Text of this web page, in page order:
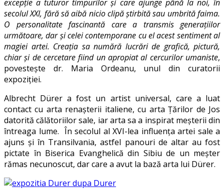
excepție a tuturor timpurilor și care ajunge până la noi, în
secolul XXI, fără să aibă nicio clipă știrbită sau umbrită faima.
O personalitate fascinantă care a transmis generațiilor
următoare, dar și celei contemporane cu el acest sentiment al
magiei artei. Creația sa numără lucrări de grafică, pictură,
chiar și de cercetare fiind un apropiat al cercurilor umaniste,
povestește dr. Maria Ordeanu, unul din curatorii
expoziției.
Albrecht Dürer a fost un artist universal, care a luat
contact cu arta renașterii italiene, cu arta Țărilor de Jos
datorită călătoriilor sale, iar arta sa a inspirat meșterii din
întreaga lume. În secolul al XVI-lea influența artei sale a
ajuns și în Transilvania, astfel panouri de altar au fost
pictate în Biserica Evanghelică din Sibiu de un meșter
rămas necunoscut, dar care a avut la bază arta lui Dürer.